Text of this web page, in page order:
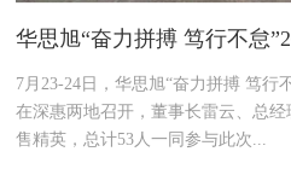
华思旭“奋力拼搏 笃行不怠
7月23-24日，华思旭“奋力拼搏 笃行
在深惠两地召开，董事长雷云、总
售精英，总计53人一同参与此次...